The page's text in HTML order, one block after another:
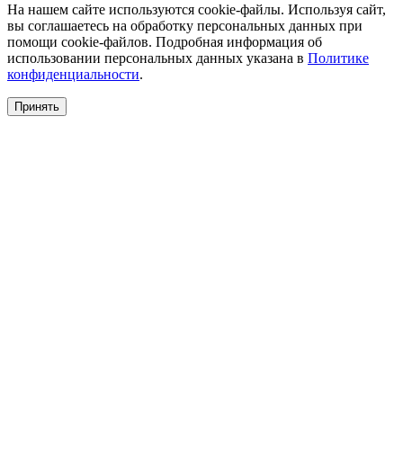
На нашем сайте используются cookie-файлы. Используя сайт,
вы соглашаетесь на обработку персональных данных при
помощи cookie-файлов. Подробная информация об
использовании персональных данных указана в Политике
конфиденциальности.
Принять